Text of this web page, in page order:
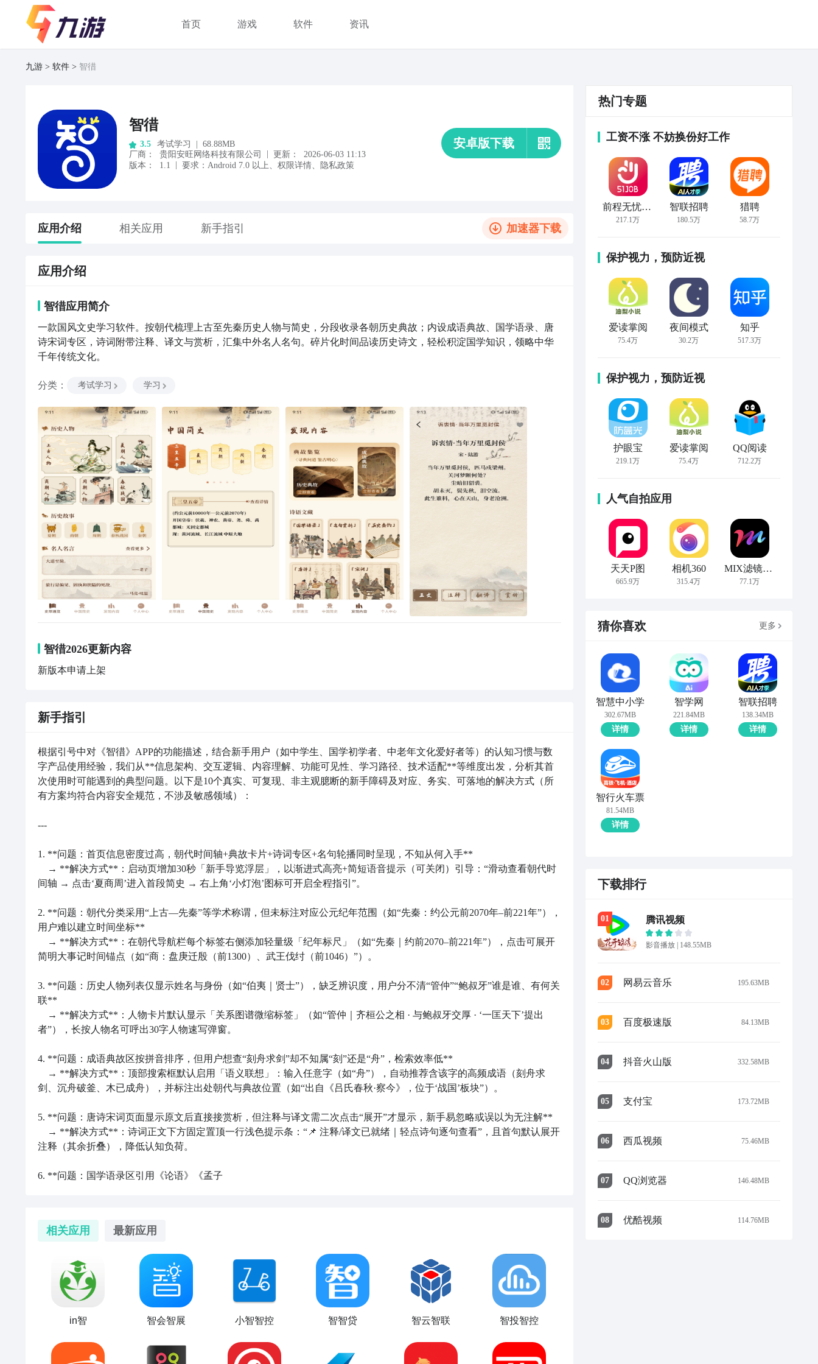
首页 游戏 软件 资讯
九游 软件 智徣
智徣
3.5 考试学习
68.88MB
厂商 ： 贵阳安旺网络科技有限公司 更新：
2026-06-03 11:13
版本：
1.1 要求： Android 7.0 以上、 权限详情、 隐私政策
安卓版下载
应用介绍 相关应用 新手指引 加速器下载
应用介绍
智徣应用简介
一款国风文史学习软件。按朝代梳理上古至先秦历史人物与简史，分段收录各朝历史典故；内设成语典故、国学语录、唐
诗宋词专区，诗词附带注释、译文与赏析，汇集中外名人名句。碎片化时间品读历史诗文，轻松积淀国学知识，领略中华
千年传统文化。
分类 ： 考试学习 学习
智徣2026更新内容
新版本申请上架
新手指引
根据引号中对《智徣》APP的功能描述，结合新手用户（如中学生、国学初学者、中老年文化爱好者等）的认知习惯与数
字产品使用经验，我们从**信息架构、交互逻辑、内容理解、功能可见性、学习路径、技术适配**等维度出发，分析其首
次使用时可能遇到的典型问题。以下是10个真实、可复现、非主观臆断的新手障碍及对应、务实、可落地的解决方式（所
有方案均符合内容安全规范，不涉及敏感领域）：
---
1. **问题：首页信息密度过高，朝代时间轴+典故卡片+诗词专区+名句轮播同时呈现，不知从何入手**
→ **解决方式**：启动页增加30秒「新手导览浮层」，以渐进式高亮+简短语音提示（可关闭）引导：“滑动查看朝代时
间轴 → 点击‘夏商周’进入首段简史 → 右上角‘小灯泡’图标可开启全程指引”。
2. **问题：朝代分类采用“上古—先秦”等学术称谓，但未标注对应公元纪年范围（如“先秦：约公元前2070年–前221年”），
用户难以建立时间坐标**
→ **解决方式**：在朝代导航栏每个标签右侧添加轻量级「纪年标尺」（如“先秦｜约前2070–前221年”），点击可展开
简明大事记时间锚点（如“商：盘庚迁殷（前1300）、武王伐纣（前1046）”）。
3. **问题：历史人物列表仅显示姓名与身份（如“伯夷｜贤士”），缺乏辨识度，用户分不清“管仲”“鲍叔牙”谁是谁、有何关
联**
→ **解决方式**：人物卡片默认显示「关系图谱微缩标签」（如“管仲｜齐桓公之相 · 与鲍叔牙交厚 · ‘一匡天下’提出
者”），长按人物名可呼出30字人物速写弹窗。
4. **问题：成语典故区按拼音排序，但用户想查“刻舟求剑”却不知属“刻”还是“舟”，检索效率低**
→ **解决方式**：顶部搜索框默认启用「语义联想」：输入任意字（如“舟”），自动推荐含该字的高频成语（刻舟求
剑、沉舟破釜、木已成舟），并标注出处朝代与典故位置（如“出自《吕氏春秋·察今》，位于‘战国’板块”）。
5. **问题：唐诗宋词页面显示原文后直接接赏析，但注释与译文需二次点击“展开”才显示，新手易忽略或误以为无注解**
→ **解决方式**：诗词正文下方固定置顶一行浅色提示条：“📌 注释/译文已就绪｜轻点诗句逐句查看”，且首句默认展开
注释（其余折叠），降低认知负荷。
6. **问题：国学语录区引用《论语》《孟子
相关应用 最新应用
in智 智会智展 小智智控 智智贷 智云智联 智投智控
热门专题
工资不涨 不妨换份好工作
前程无忧51Job
217.1万
智联招聘
180.5万
猎聘
58.7万
保护视力，预防近视
爱读掌阅
75.4万
夜间模式
30.2万
知乎
517.3万
保护视力，预防近视
护眼宝
219.1万
爱读掌阅
75.4万
QQ阅读
712.2万
人气自拍应用
天天P图
665.9万
相机360
315.4万
MIX滤镜大师
77.1万
猜你喜欢 更多
智慧中小学
302.67MB
详情
智学网
221.84MB
详情
智联招聘
138.34MB
详情
智行火车票
81.54MB
详情
下载排行
01 腾讯视频
影音播放 | 148.55MB
02 网易云音乐 195.63MB
03 百度极速版 84.13MB
04 抖音火山版 332.58MB
05 支付宝 173.72MB
06 西瓜视频 75.46MB
07 QQ浏览器 146.48MB
08 优酷视频 114.76MB